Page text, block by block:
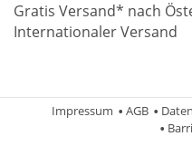
Gratis Versand* nach
Internationaler Versand
Impressum AGB